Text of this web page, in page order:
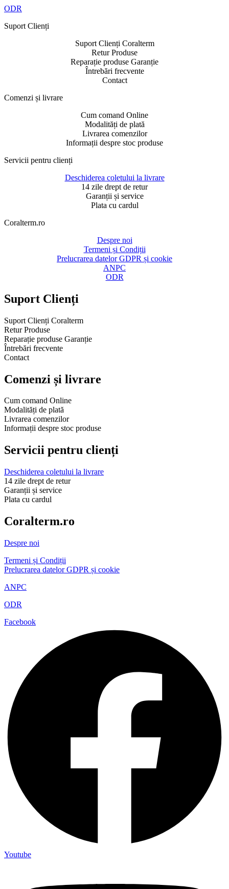
ODR
Suport Clienți​
Suport Clienți Coralterm
Retur Produse
Reparație produse Garanție
Întrebări frecvente
Contact
Comenzi și livrare​
Cum comand Online
Modalități de plată
Livrarea comenzilor
Informații despre stoc produse
Servicii pentru clienți​
Deschiderea coletului la livrare
14 zile drept de retur
Garanții și service
Plata cu cardul
Coralterm.ro​
Despre noi
Termeni și Condiții
Prelucrarea datelor GDPR și cookie
ANPC
ODR
Suport Clienți​
Suport Clienți Coralterm
Retur Produse
Reparație produse Garanție
Întrebări frecvente
Contact
Comenzi și livrare
Cum comand Online
Modalități de plată
Livrarea comenzilor
Informații despre stoc produse
Servicii pentru clienți
Deschiderea coletului la livrare
14 zile drept de retur
Garanții și service
Plata cu cardul
Coralterm.ro
Despre noi
Termeni și Condiții
Prelucrarea datelor GDPR și cookie
ANPC
ODR
Facebook
Youtube